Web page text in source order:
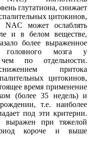
глутатиона, снижает
цитокинов,
NAC может ослаблять
и в белом веществе,
более выраженное
головного мозга у
по отдельности.
притока
цитокинов,
время применение
(более 35 недель) и
т.е. наиболее
под эти критерии.
выражен при тяжелой
короче и выше